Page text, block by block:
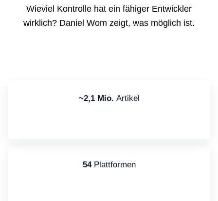
Wieviel Kontrolle hat ein fähiger Entwickler
wirklich? Daniel Wom zeigt, was möglich ist.
~2,1 Mio. Artikel
54 Plattformen